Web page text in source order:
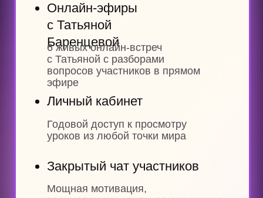
Индивидуальная
консультация
1 личная онлайн-встреча
с Владимиром Древс, уникальная
возможность получить
персональные рекомендации
от медийного эксперта с миллионной
Обычная стоимость — 10 000 €.
Обсуждение актуальных вопросов
в отдельном чате с Владимиром
Древс
Забронировать место
Присоединиться